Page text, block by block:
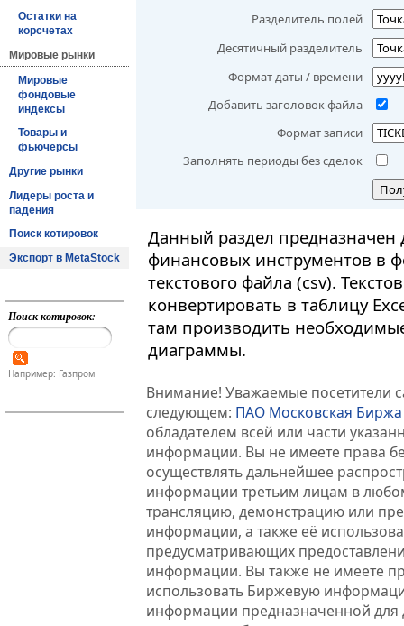
Остатки на
корсчетах
Мировые рынки
Мировые
фондовые
индексы
Товары и
фьючерсы
Другие рынки
Лидеры роста и
падения
Поиск котировок
Экспорт в MetaStock
Поиск котировок:
Например: Газпром
Разделитель полей
Десятичный разделитель
Формат даты / времени
Добавить заголовок файла
Формат записи
Заполнять периоды без сделок
Данный раздел
финансовых инструментов в
текстового файла (csv).
конвертировать в таблицу
там производить
диаграммы.
Внимание! Уважаемые посетители
следующем: ПАО Московская Биржа
обладателем всей или части
информации. Вы не имеете права
осуществлять дальнейшее
информации третьим лицам в
трансляцию, демонстрацию или
информации, а также её
предусматривающих
информации. Вы также не имеете
использовать Биржевую
информации предназначенной для